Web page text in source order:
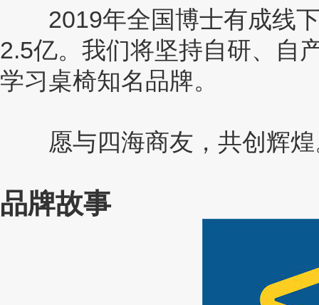
2019年全国博士有成线下
2.5亿。我们将坚持自研、自
学习桌椅知名品牌。
愿与四海商友，共创辉煌
品牌故事